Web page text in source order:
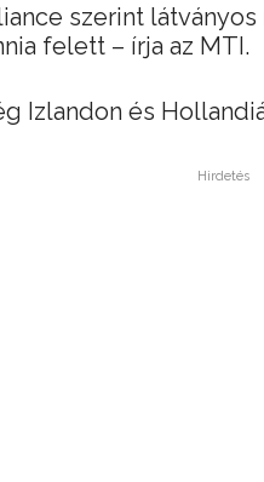
szerint
felett – írja az MTI.
Izlandon és
Hirdetés